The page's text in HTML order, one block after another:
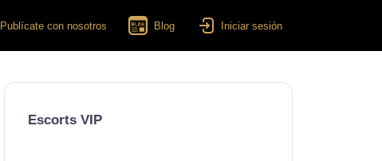
Publícate con nosotros Blog Iniciar sesión
Escorts VIP